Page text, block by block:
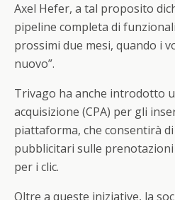
Axel Hefer, a tal proposito
pipeline completa di
prossimi due mesi, quando i
nuovo”.
Trivago ha anche introdotto
acquisizione (CPA) per gli
piattaforma, che consentirà
pubblicitari sulle
per i clic.
Oltre a queste iniziative, la